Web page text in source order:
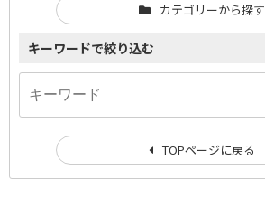
カテゴリーから探す
キーワードで絞り込む
TOPページに戻る